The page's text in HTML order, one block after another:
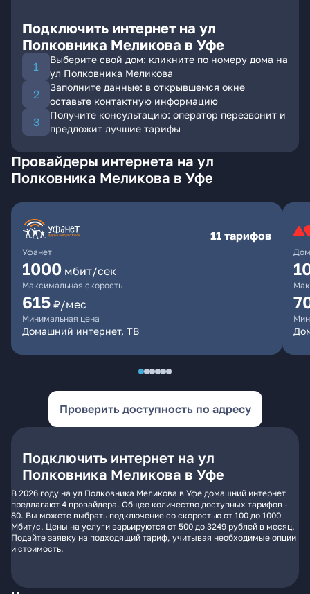
Подключить интернет на ул
Полковника Меликова в Уфе
Выберите свой дом: кликните по номеру дома на
ул Полковника Меликова
Заполните данные: в открывшемся окне
оставьте контактную информацию
Получите консультацию: оператор перезвонит и
предложит лучшие тарифы
Провайдеры интернета на ул
Полковника Меликова в Уфе
Уфанет
11 тарифов
1000 мбит/сек
Максимальная скорость
615 ₽/мес
Минимальная цена
Домашний интернет, ТВ
Проверить доступность по адресу
Подключить интернет на ул
Полковника Меликова в Уфе
В 2026 году на ул Полковника Меликова в Уфе домашний интернет
предлагают 4 провайдера. Общее количество доступных тарифов -
80. Вы можете выбрать подключение со скоростью от 100 до 1000
Мбит/с. Цены на услуги варьируются от 500 до 3249 рублей в месяц.
Подайте заявку на подходящий тариф, учитывая необходимые опции
и стоимость.